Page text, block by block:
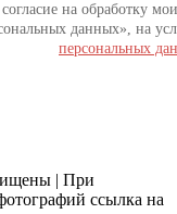
на обработку
данных», на
персональных
| При
ссылка на